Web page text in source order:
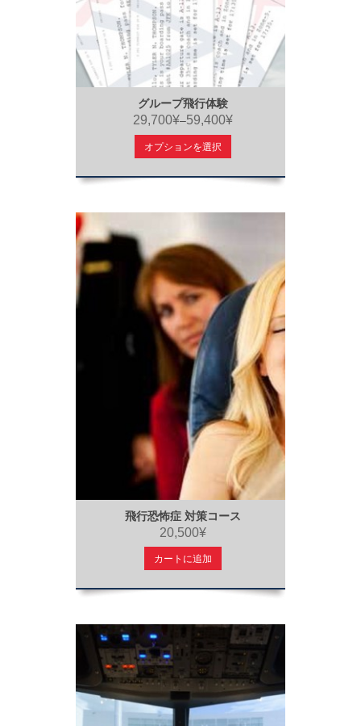
グループ飛行体験
29,700¥–59,400¥
オプションを選択
飛行恐怖症 対策コース
20,500¥
カートに追加